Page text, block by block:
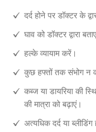
दर्द होने पर डॉक्टर के
घाव को डॉक्टर द्वारा
हल्के व्यायाम करें।
कुछ हफ्तों तक संभोग न
कब्ज या डायरिया की
की मात्रा को बढ़ाएं।
अत्यधिक दर्द या